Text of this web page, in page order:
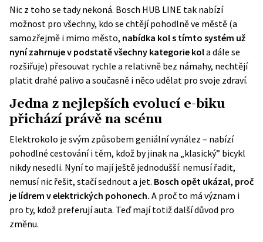
Nic z toho se tady nekoná. Bosch HUB LINE tak nabízí
možnost pro všechny, kdo se chtějí pohodlně ve městě (a
samozřejmě i mimo město, nabídka kol s tímto systém už
nyní zahrnuje v podstatě všechny kategorie kola dále se
rozšiřuje) přesouvat rychle a relativně bez námahy, nechtějí
platit drahé palivo a současně i něco udělat pro svoje zdraví.
Jedna z nejlepších evolucí e-biku
přichází právě na scénu
Elektrokolo je svým způsobem geniální vynález – nabízí
pohodlné cestování i těm, kdož by jinak na „klasický” bicykl
nikdy nesedli. Nyní to mají ještě jednodušší: nemusí řadit,
nemusí nic řešit, stačí sednout a jet. Bosch opět ukázal, proč
je lídrem v elektrických pohonech. A proč to má význam i
pro ty, kdož preferují auta. Teď mají totiž další důvod pro
změnu.